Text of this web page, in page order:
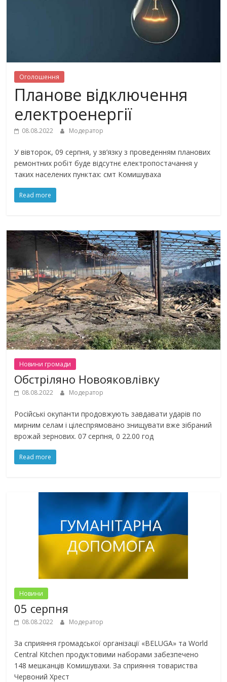
Оголошення
Планове відключення
електроенергії
08.08.2022 Модератор
У вівторок, 09 серпня, у зв’язку з проведенням планових
ремонтних робіт буде відсутнє електропостачання у
таких населених пунктах: смт Комишуваха
Read more
Новини громади
Обстріляно Новояковлівку
08.08.2022 Модератор
Російські окупанти продовжують завдавати ударів по
мирним селам і цілеспрямовано знищувати вже зібраний
врожай зернових. 07 серпня, 0 22.00 год
Read more
Новини
05 серпня
08.08.2022 Модератор
За сприяння громадської організації «BELUGA» та World
Central Kitchen продуктовими наборами забезпечено
148 мешканців Комишувахи. За сприяння товариства
Червоний Хрест